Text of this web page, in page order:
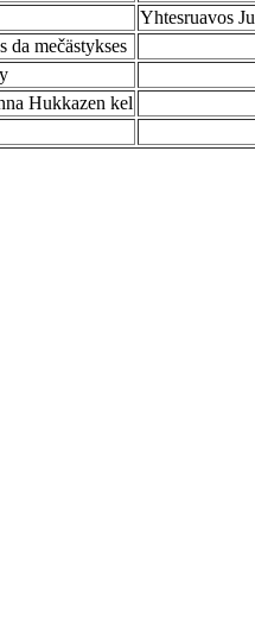
Yhtesruavos
da mečästykses
Hukkazen kel